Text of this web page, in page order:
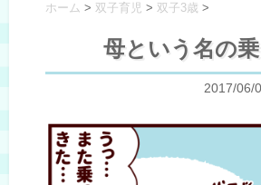
ホーム > 双子育児 > 双子3歳 >
母という名の
2017/06/